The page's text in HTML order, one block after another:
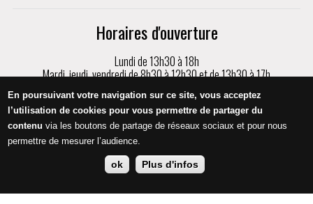
Horaires d'ouverture
Lundi de 13h30 à 18h
Mardi, jeudi, vendredi de 8h30 à 12h30 et de 13h30 à 17h
Mercredi de 8h30 à 17h
Samedi de 9h à 12h, sur rendez-vous uniquement
Mentions légales Protection des données
Crédits
En poursuivant votre navigation sur ce site, vous acceptez
l’utilisation de cookies pour vous permettre de partager du
contenuvia les boutons de partage de réseaux sociaux et pour nous
permettre de mesurer l’audience.
ok Plus d'infos